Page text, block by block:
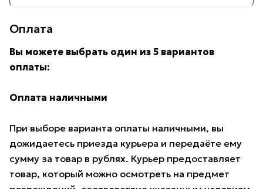
Оплата
Вы можете выбрать один из 5 вариантов
оплаты:
Оплата наличными
При выборе варианта оплаты наличными, вы
дожидаетесь приезда курьера и передаёте ему
сумму за товар в рублях. Курьер предоставляет
товар, который можно осмотреть на предмет